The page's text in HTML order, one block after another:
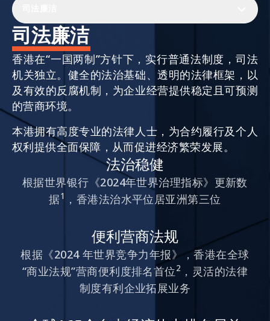
在港营商
活动情报
最新消息
联络我们
司法廉洁
香港在“一国两制”方针下，实行普通法制度，司法
机关独立。健全的法治基础、透明的法律框架，以
及有效的反腐机制，为企业经营提供稳定且可预测
的营商环境。
本港拥有高度专业的法律人士，为合约履行及个人
权利提供全面保障，从而促进经济繁荣发展。
法治稳健
根据世界银行《2024年世界治理指标》更新数
据1 ，香港法治水平位居亚洲第三位
便利营商法规
根据《2024 年世界竞争力年报》，香港在全球
“商业法规”营商便利度排名首位2 ，灵活的法律
制度有利企业拓展业务